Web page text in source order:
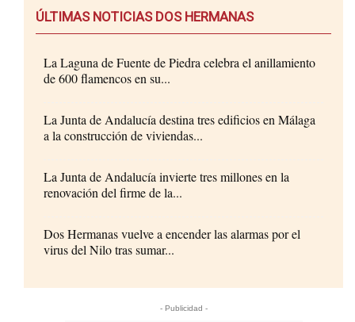
ÚLTIMAS NOTICIAS DOS HERMANAS
La Laguna de Fuente de Piedra celebra el anillamiento
de 600 flamencos en su...
La Junta de Andalucía destina tres edificios en Málaga
a la construcción de viviendas...
La Junta de Andalucía invierte tres millones en la
renovación del firme de la...
Dos Hermanas vuelve a encender las alarmas por el
virus del Nilo tras sumar...
- Publicidad -